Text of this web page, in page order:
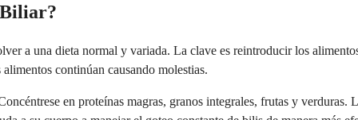
Biliar?
a una dieta normal y variada. La clave es reintroducir los
continúan causando molestias.
en proteínas magras, granos integrales, frutas y verduras.